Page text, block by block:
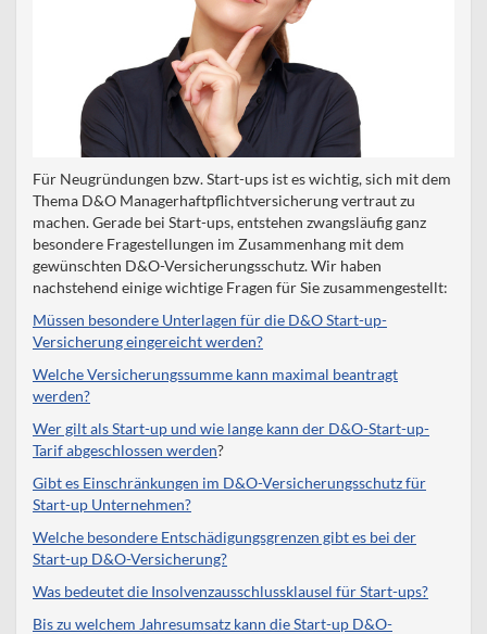
Für Neugründungen bzw. Start-ups ist es wichtig, sich mit dem
Thema D&O Managerhaftpflichtversicherung vertraut zu
machen. Gerade bei Start-ups, entstehen zwangsläufig ganz
besondere Fragestellungen im Zusammenhang mit dem
gewünschten D&O-Versicherungsschutz. Wir haben
nachstehend einige wichtige Fragen für Sie zusammengestellt:
Müssen besondere Unterlagen für die D&O Start-up-
Versicherung eingereicht werden?
Welche Versicherungssumme kann maximal beantragt
werden?
Wer gilt als Start-up und wie lange kann der D&O-Start-up-
Tarif abgeschlossen werden?
Gibt es Einschränkungen im D&O-Versicherungsschutz für
Start-up Unternehmen?
Welche besondere Entschädigungsgrenzen gibt es bei der
Start-up D&O-Versicherung?
Was bedeutet die Insolvenzausschlussklausel für Start-ups?
Bis zu welchem Jahresumsatz kann die Start-up D&O-